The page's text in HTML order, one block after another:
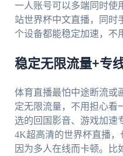
一人账号可以多端同时使
站世界杯中文直播，同时
个设备都能稳定加速，不
稳定无限流量+专
体育直播最怕中途断流或
定无限流量，不用担心看
选的回国影音、游戏加速
4K超高清的世界杯直播
因为多人在线而卡顿。比